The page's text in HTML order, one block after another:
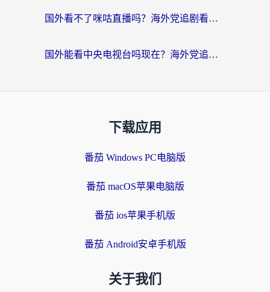
国外看不了咪咕直播吗？海外党追剧看片的加速器选择指南
国外能看中央电视台吗现在？海外党追剧看央视的实用指南
下载应用
番茄 Windows PC电脑版
番茄 macOS苹果电脑版
番茄 ios苹果手机版
番茄 Android安卓手机版
关于我们